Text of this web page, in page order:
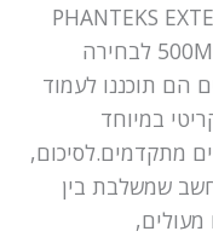
PHANTEKS
500MM BLACK/RED PH-CB-CMBO-BR לבחירה
הם תוכננו לעמוד
במיוחד
מתקדמים.לסיכום,
שמשלבת בין
מעולים,